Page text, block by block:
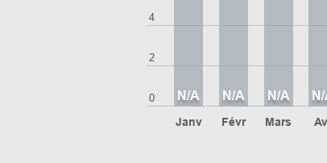
0
2
4
Janv
N/A
Févr
N/A
Mars
N/A